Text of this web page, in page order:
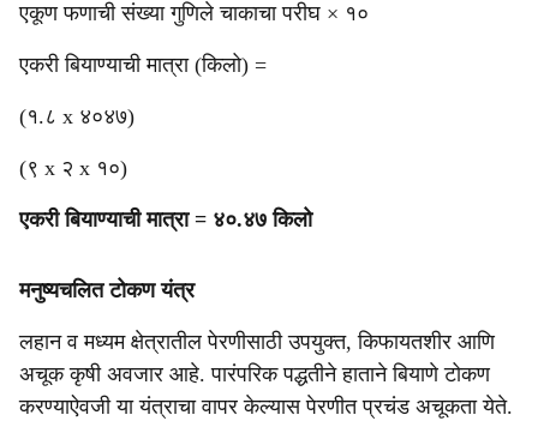
एकूण फणाची संख्या गुणिले चाकाचा परीघ × १०
एकरी बियाण्याची मात्रा (किलो) =
(१.८ x ४०४७)
(९ x २ x १०)
एकरी बियाण्याची मात्रा = ४०.४७ किलो
मनुष्यचलित टोकण यंत्र
लहान व मध्यम क्षेत्रातील पेरणीसाठी उपयुक्त, किफायतशीर आणि
अचूक कृषी अवजार आहे. पारंपरिक पद्धतीने हाताने बियाणे टोकण
करण्याऐवजी या यंत्राचा वापर केल्यास पेरणीत प्रचंड अचूकता येते.